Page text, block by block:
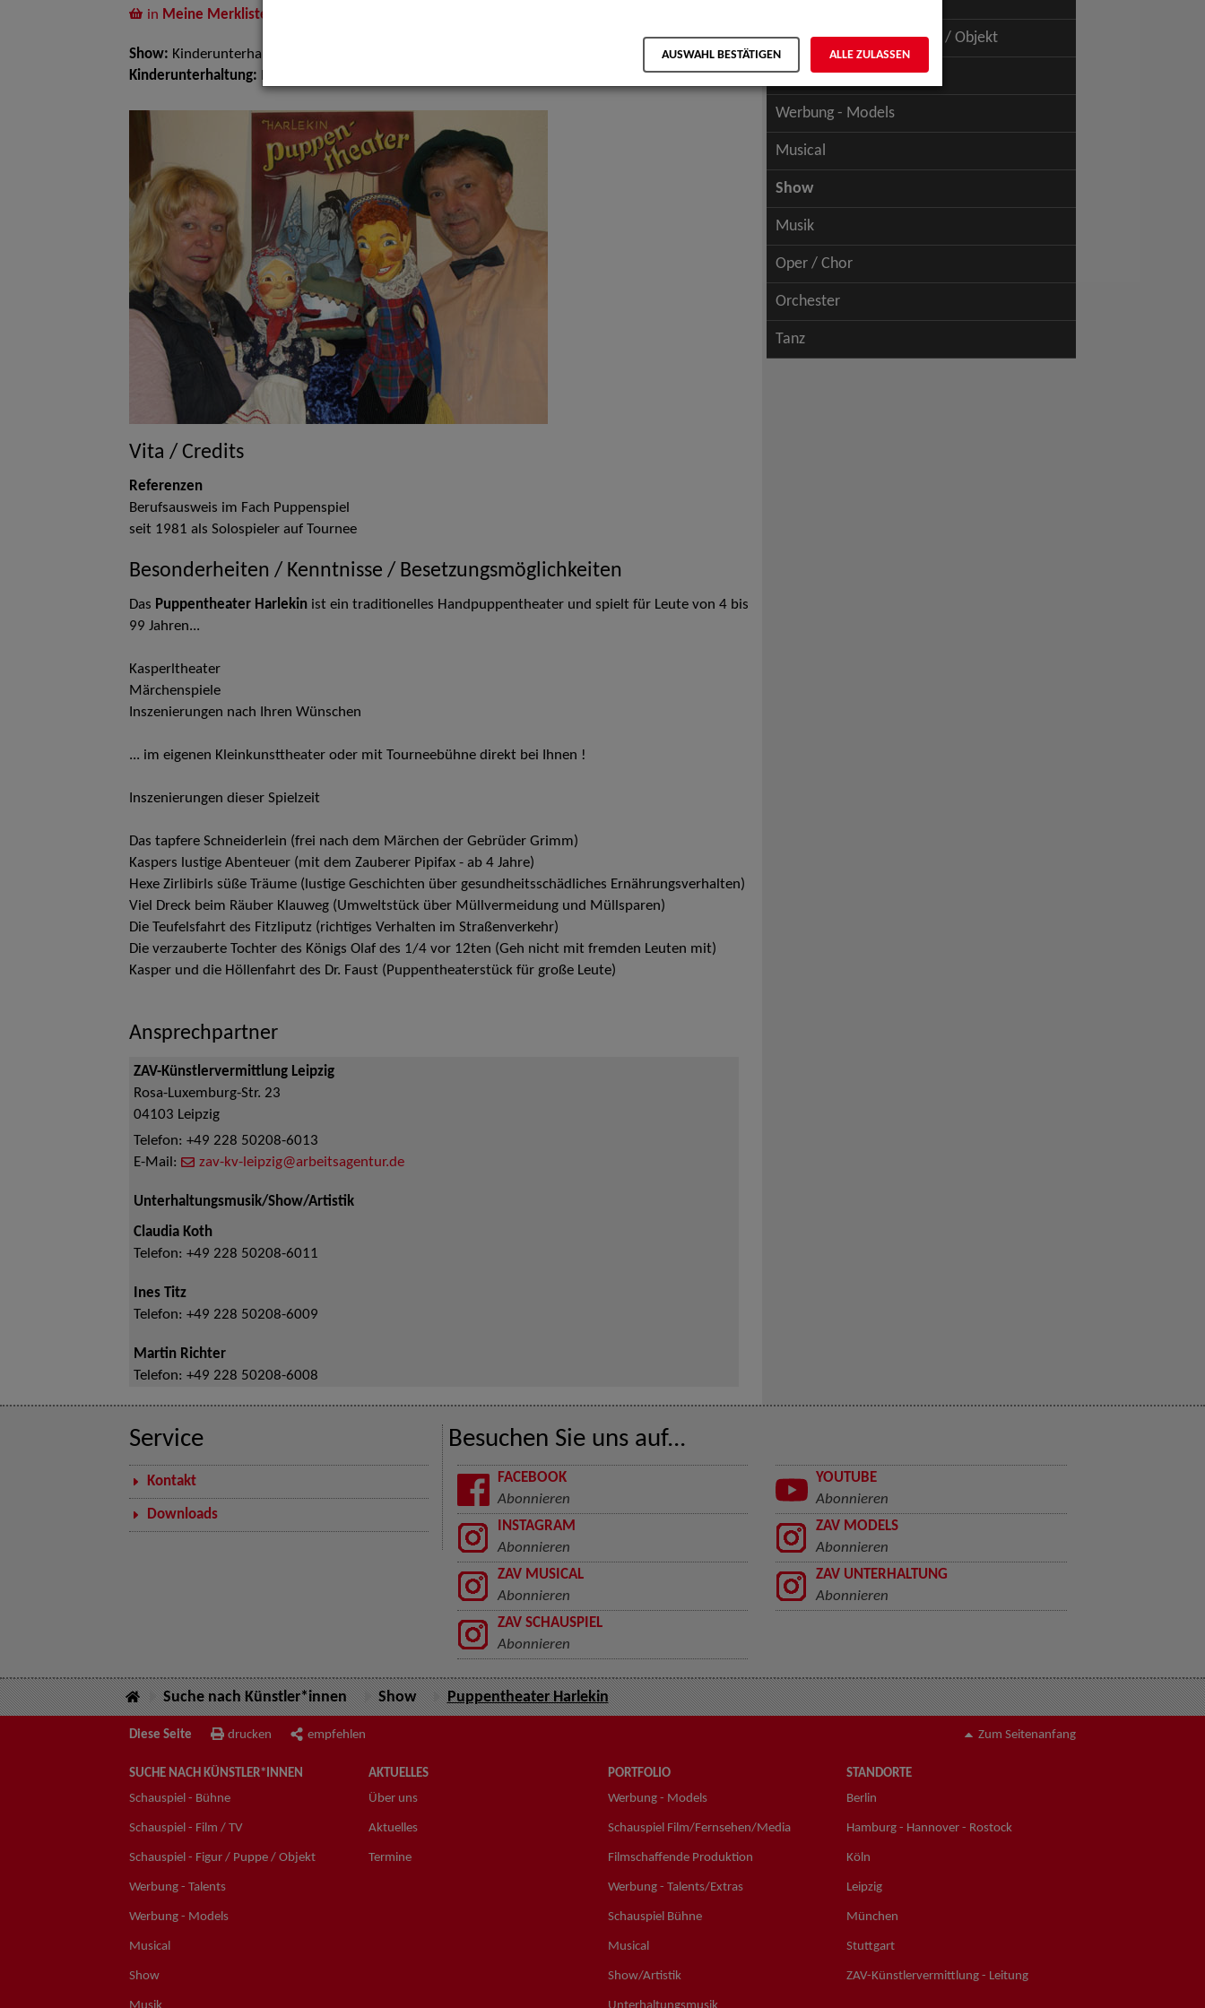
in Meine Merkliste
Show: Kinderunterhaltung
Kinderunterhaltung:
Vita / Credits
Referenzen
Berufsausweis im Fach Puppenspiel
seit 1981 als Solospieler auf Tournee
Besonderheiten / Kenntnisse / Besetzungsmöglichkeiten
Das Puppentheater Harlekin ist ein traditionelles Handpuppentheater und spielt für Leute von 4 bis
99 Jahren...
Kasperltheater
Märchenspiele
Inszenierungen nach Ihren Wünschen
... im eigenen Kleinkunsttheater oder mit Tourneebühne direkt bei Ihnen !
Inszenierungen dieser Spielzeit
Das tapfere Schneiderlein (frei nach dem Märchen der Gebrüder Grimm)
Kaspers lustige Abenteuer (mit dem Zauberer Pipifax - ab 4 Jahre)
Hexe Zirlibirls süße Träume (lustige Geschichten über gesundheitsschädliches Ernährungsverhalten)
Viel Dreck beim Räuber Klauweg (Umweltstück über Müllvermeidung und Müllsparen)
Die Teufelsfahrt des Fitzliputz (richtiges Verhalten im Straßenverkehr)
Die verzauberte Tochter des Königs Olaf des 1/4 vor 12ten (Geh nicht mit fremden Leuten mit)
Kasper und die Höllenfahrt des Dr. Faust (Puppentheaterstück für große Leute)
Ansprechpartner
ZAV-Künstlervermittlung Leipzig
Rosa-Luxemburg-Str. 23
04103 Leipzig
Telefon: +49 228 50208-6013
E-Mail:
zav-kv-leipzig@arbeitsagentur.de
Unterhaltungsmusik/Show/Artistik
Claudia Koth
Telefon: +49 228 50208-6011
Ines Titz
Telefon: +49 228 50208-6009
Martin Richter
Telefon: +49 228 50208-6008
Schauspiel - Figur / Puppe / Objekt
Werbung - Talents
Werbung - Models
Musical
Show
Musik
Oper / Chor
Orchester
Tanz
Service
Kontakt
Downloads
Besuchen Sie uns auf...
FACEBOOK
Abonnieren
YOUTUBE
Abonnieren
INSTAGRAM
Abonnieren
ZAV MODELS
Abonnieren
ZAV MUSICAL
Abonnieren
ZAV UNTERHALTUNG
Abonnieren
ZAV SCHAUSPIEL
Abonnieren
Suche nach Künstler*innen Show Puppentheater Harlekin
Diese Seite drucken empfehlen Zum Seitenanfang
SUCHE NACH KÜNSTLER*INNEN
Schauspiel - Bühne
Schauspiel - Film / TV
Schauspiel - Figur / Puppe / Objekt
Werbung - Talents
Werbung - Models
Musical
Show
AKTUELLES
Über uns
Aktuelles
Termine
PORTFOLIO
Werbung - Models
Schauspiel Film/Fernsehen/Media
Filmschaffende Produktion
Werbung - Talents/Extras
Schauspiel Bühne
Musical
Show/Artistik
STANDORTE
Berlin
Hamburg - Hannover - Rostock
Köln
Leipzig
München
Stuttgart
ZAV-Künstlervermittlung - Leitung
AUSWAHL BESTÄTIGEN ALLE ZULASSEN